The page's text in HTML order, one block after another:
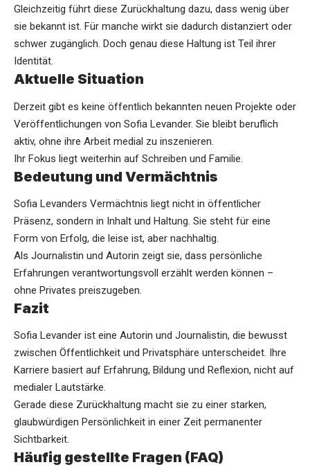
Gleichzeitig führt diese Zurückhaltung dazu, dass wenig über
sie bekannt ist. Für manche wirkt sie dadurch distanziert oder
schwer zugänglich. Doch genau diese Haltung ist Teil ihrer
Identität.
Aktuelle Situation
Derzeit gibt es keine öffentlich bekannten neuen Projekte oder
Veröffentlichungen von Sofia Levander. Sie bleibt beruflich
aktiv, ohne ihre Arbeit medial zu inszenieren.
Ihr Fokus liegt weiterhin auf Schreiben und Familie.
Bedeutung und Vermächtnis
Sofia Levanders Vermächtnis liegt nicht in öffentlicher
Präsenz, sondern in Inhalt und Haltung. Sie steht für eine
Form von Erfolg, die leise ist, aber nachhaltig.
Als Journalistin und Autorin zeigt sie, dass persönliche
Erfahrungen verantwortungsvoll erzählt werden können –
ohne Privates preiszugeben.
Fazit
Sofia Levander ist eine Autorin und Journalistin, die bewusst
zwischen Öffentlichkeit und Privatsphäre unterscheidet. Ihre
Karriere basiert auf Erfahrung, Bildung und Reflexion, nicht auf
medialer Lautstärke.
Gerade diese Zurückhaltung macht sie zu einer starken,
glaubwürdigen Persönlichkeit in einer Zeit permanenter
Sichtbarkeit.
Häufig gestellte Fragen (FAQ)